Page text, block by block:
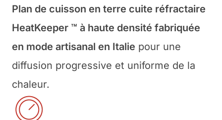
Plan de cuisson en terre cuite réfractaire
HeatKeeper ™ à haute densité fabriquée
en mode artisanal en Italie pour une
diffusion progressive et uniforme de la
chaleur.